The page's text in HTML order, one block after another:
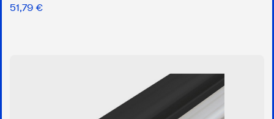
51,79 €